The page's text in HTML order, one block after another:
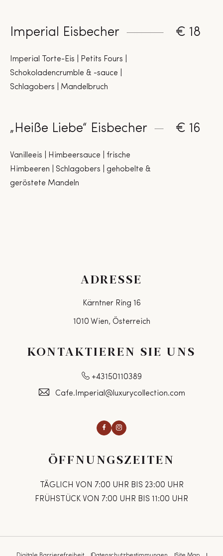
Imperial Eisbecher € 18
Imperial Torte-Eis | Petits Fours |
Schokoladencrumble & -sauce |
Schlagobers | Mandelbruch
„Heiße Liebe“ Eisbecher € 16
Vanilleeis | Himbeersauce | frische
Himbeeren | Schlagobers | gehobelte &
geröstete Mandeln
ADRESSE
Kärntner Ring 16
1010 Wien, Österreich
KONTAKTIEREN SIE UNS
+43150110389
Cafe.Imperial@luxurycollection.com
FacebookInstagram
ÖFFNUNGSZEITEN
TÄGLICH VON 7:00 UHR BIS 23:00 UHR
FRÜHSTÜCK VON 7:00 UHR BIS 11:00 UHR